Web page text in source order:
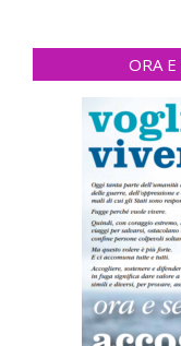
ORA E